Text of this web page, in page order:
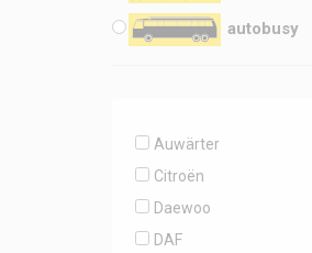
autobusy
Auwärter
Citroën
Daewoo
DAF